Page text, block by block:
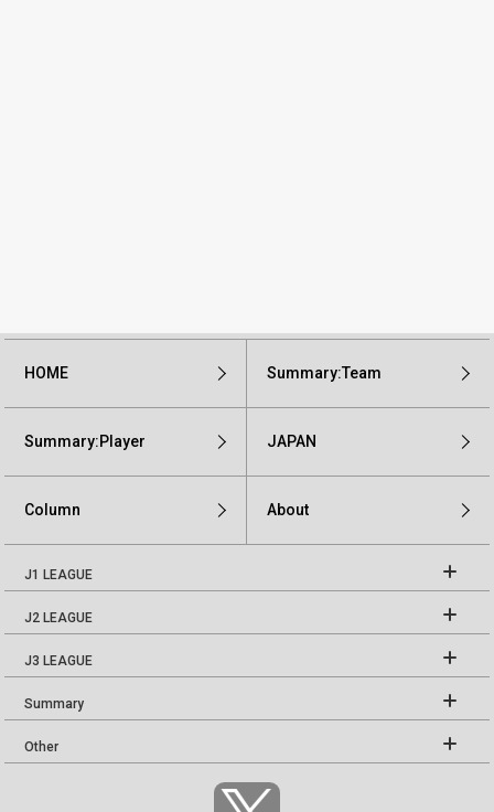
HOME Summary:Team
Summary:Player JAPAN
Column About
J1 LEAGUE
J2 LEAGUE
J3 LEAGUE
Summary
Other